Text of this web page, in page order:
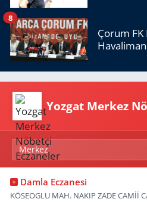
Çorum FK
8
Yozgat Merkez
Damla Eczanesi
KÖSEOGLU MAH. NAKIP ZADE CAMİİ